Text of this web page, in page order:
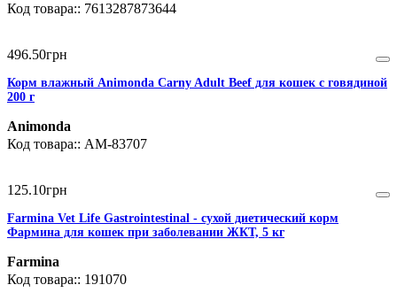
7613287873644
496.50грн
Корм влажный Animonda Carny Adult Beef для кошек с говядиной
200 г
Animonda
AM-83707
125.10грн
Farmina Vet Life Gastrointestinal - сухой диетический корм
Фармина для кошек при заболевании ЖКТ, 5 кг
Farmina
191070